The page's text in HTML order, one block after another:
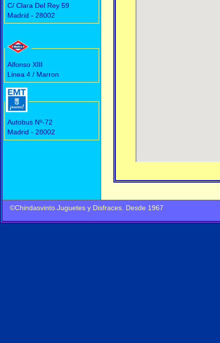
C/ Clara Del Rey 59
Madrid - 28002
Alfonso XIII
Linea 4 / Marron
Autobus Nº-72
Madrid - 28002
©Chindasvinto.Juguetes y Disfraces. Desde 1967